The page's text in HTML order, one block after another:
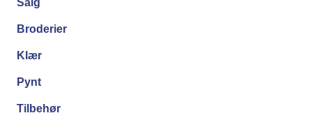
Salg
Broderier
Klær
Pynt
Tilbehør